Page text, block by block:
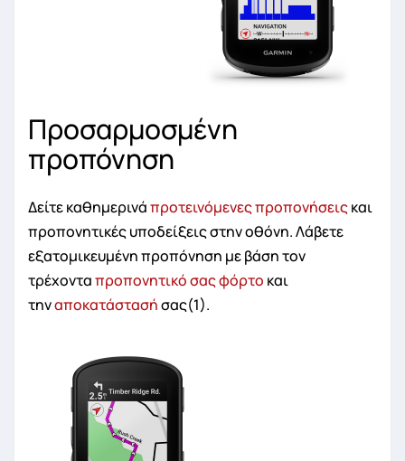
Προσαρμοσμένη
προπόνηση
Δείτε καθημερινάπροτεινόμενες προπονήσειςκαι
προπονητικές υποδείξεις στην οθόνη. Λάβετε
εξατομικευμένη προπόνηση με βάση τον
τρέχονταπροπονητικό σας φόρτο και
τηναποκατάστασήσας(1).